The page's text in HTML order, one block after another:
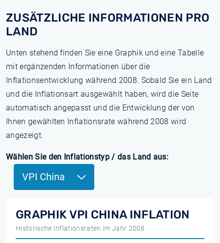
ZUSÄTZLICHE INFORMATIONEN PRO
LAND
Unten stehend finden Sie eine Graphik und eine Tabelle
mit ergänzenden Informationen über die
Inflationsentwicklung während 2008. Sobald Sie ein Land
und die Inflationsart ausgewählt haben, wird die Seite
automatisch angepasst und die Entwicklung der von
Ihnen gewählten Inflationsrate während 2008 wird
angezeigt.
Wählen Sie den Inflationstyp / das Land aus:
VPI China
GRAPHIK VPI CHINA INFLATION
Historische Inflationsraten im Jahr 2008